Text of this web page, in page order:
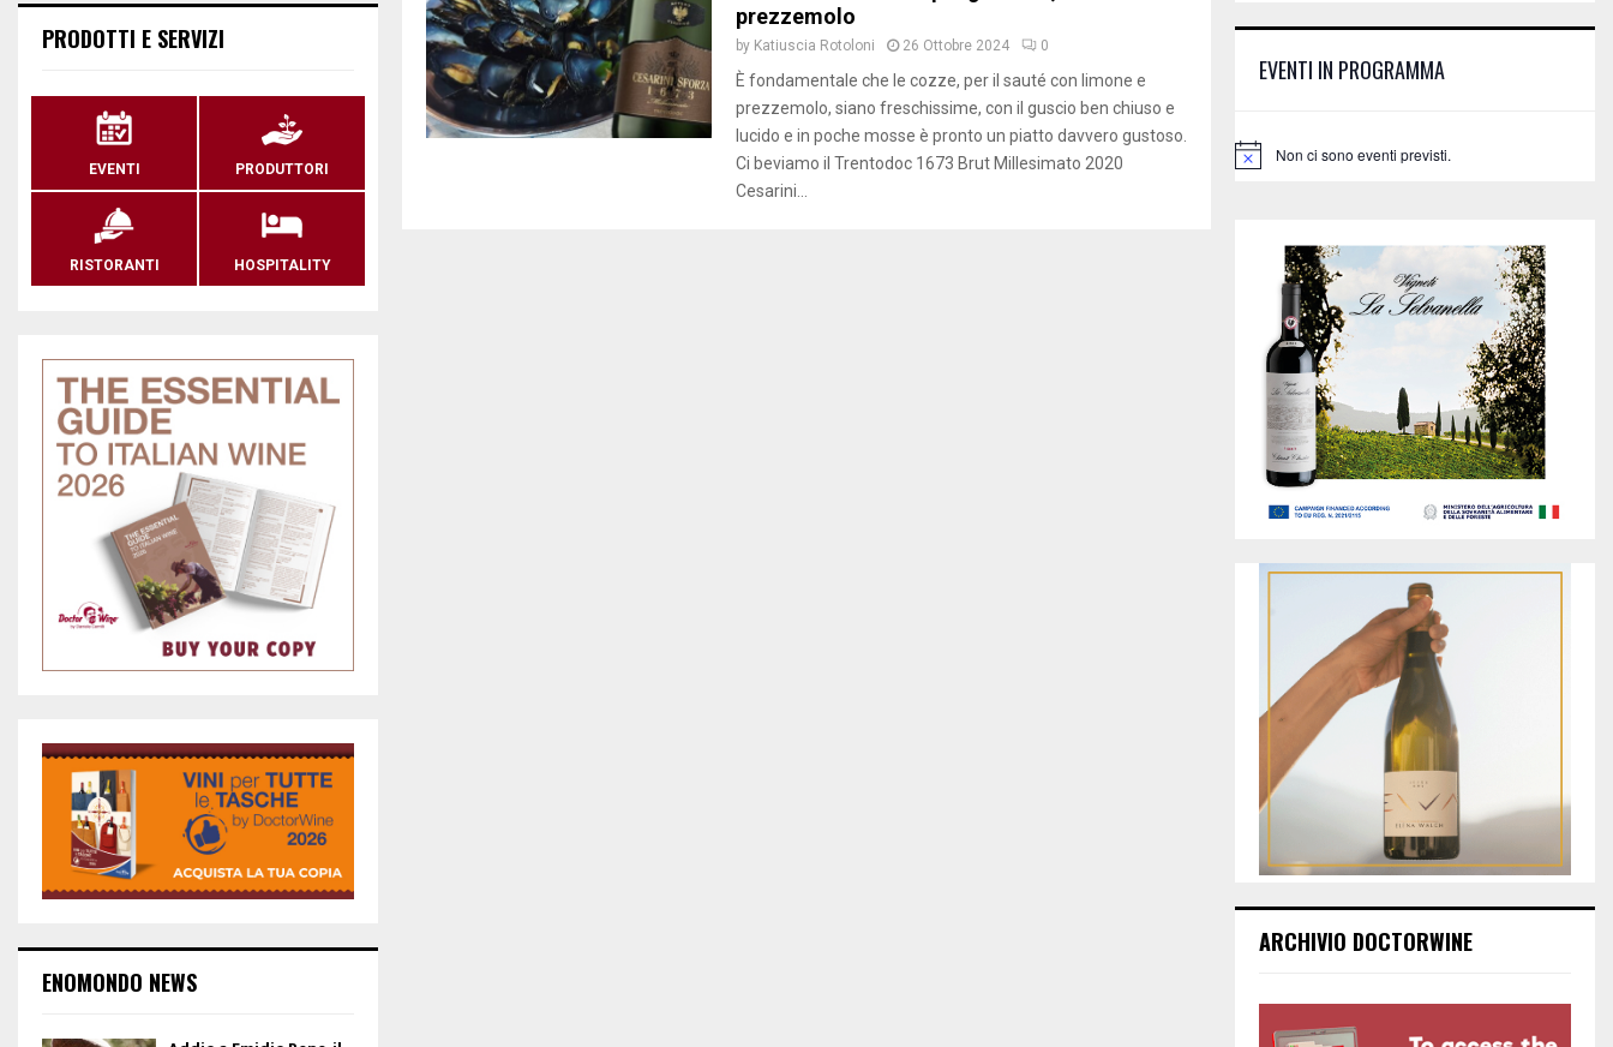
prezzemolo
by Katiuscia Rotoloni 26 Ottobre 2024 0
È fondamentale che le cozze, per il sauté con limone e
prezzemolo, siano freschissime, con il guscio ben chiuso e
lucido e in poche mosse è pronto un piatto davvero gustoso.
Ci beviamo il Trentodoc 1673 Brut Millesimato 2020
Cesarini...
PRODOTTI E SERVIZI
EVENTI PRODUTTORI
RISTORANTI HOSPITALITY
ENOMONDO NEWS
o
EVENTI IN PROGRAMMA
N
Non ci sono eventi previsti.
ARCHIVIO DOCTORWINE